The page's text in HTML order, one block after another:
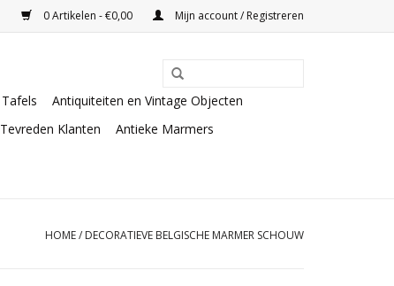
0 Artikelen - €0,00 Mijn account / Registreren
Tafels
Antiquiteiten en Vintage Objecten
Tevreden Klanten
Antieke Marmers
HOME/ DECORATIEVE BELGISCHE MARMER SCHOUW